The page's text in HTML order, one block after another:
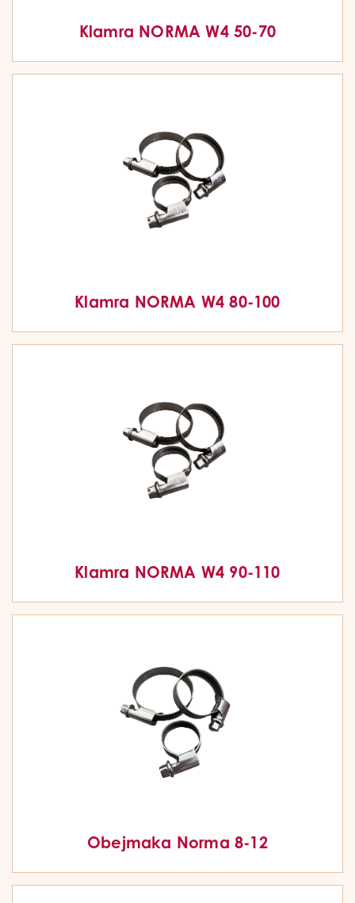
Klamra NORMA W4 50-70
Klamra NORMA W4 80-100
Klamra NORMA W4 90-110
Obejmaka Norma 8-12